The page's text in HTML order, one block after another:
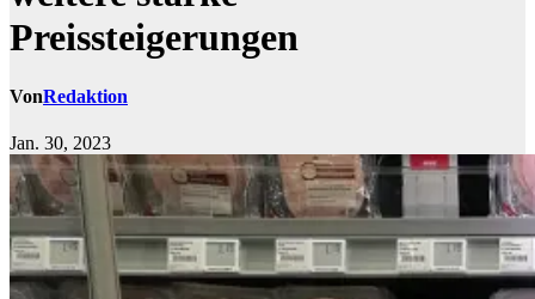
Preissteigerungen
VonRedaktion
Jan. 30, 2023